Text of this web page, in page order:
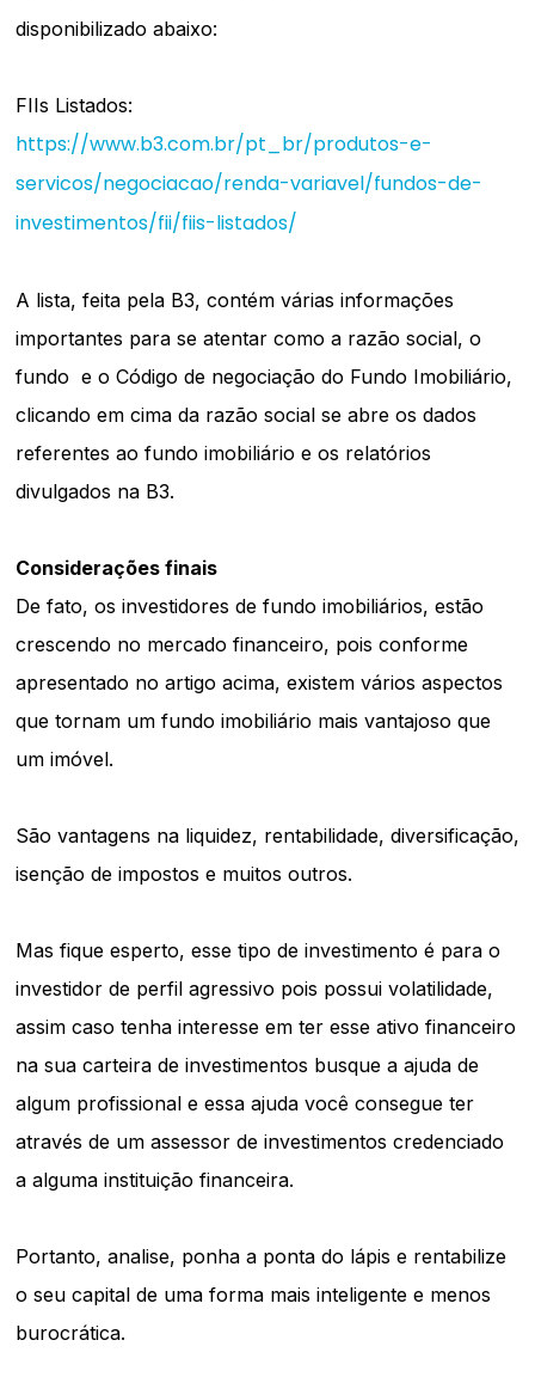
disponibilizado abaixo:
FIIs Listados:
https://www.b3.com.br/pt_br/produtos-e-
servicos/negociacao/renda-variavel/fundos-de-
investimentos/fii/fiis-listados/
A lista, feita pela B3, contém várias informações
importantes para se atentar como a razão social, o
fundo e o Código de negociação do Fundo Imobiliário,
clicando em cima da razão social se abre os dados
referentes ao fundo imobiliário e os relatórios
divulgados na B3.
Considerações finais
De fato, os investidores de fundo imobiliários, estão
crescendo no mercado financeiro, pois conforme
apresentado no artigo acima, existem vários aspectos
que tornam um fundo imobiliário mais vantajoso que
um imóvel.
São vantagens na liquidez, rentabilidade, diversificação,
isenção de impostos e muitos outros.
Mas fique esperto, esse tipo de investimento é para o
investidor de perfil agressivo pois possui volatilidade,
assim caso tenha interesse em ter esse ativo financeiro
na sua carteira de investimentos busque a ajuda de
algum profissional e essa ajuda você consegue ter
através de um assessor de investimentos credenciado
a alguma instituição financeira.
Portanto, analise, ponha a ponta do lápis e rentabilize
o seu capital de uma forma mais inteligente e menos
burocrática.